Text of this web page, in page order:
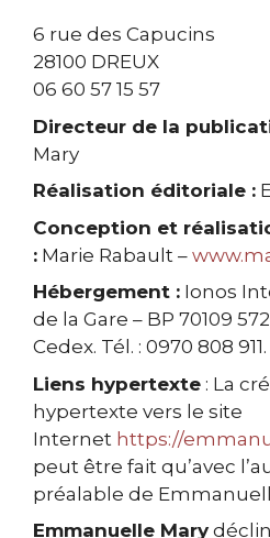
6 rue des Capucins
28100 DREUX
06 60 57 15 57
Directeur de la
Mary
Réalisation éditoriale :
Conception et
: Marie Rabault –
Hébergement : Ionos
de la Gare – BP 70109
Cedex. Tél. : 0970 808 911.
Liens hypertexte : La
hypertexte vers le site
Internet https://
peut être fait qu’avec
préalable de
Emmanuelle Mary